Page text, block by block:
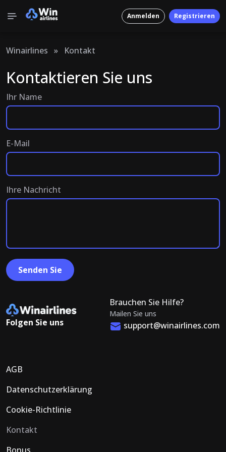
Anmelden Registrieren
Winairlines » Kontakt
Kontaktieren Sie uns
Ihr Name
E-Mail
Ihre Nachricht
Folgen Sie uns
AGB
Datenschutzerklärung
Cookie-Richtlinie
Kontakt
Brauchen Sie Hilfe?
Mailen Sie uns
support@winairlines.com